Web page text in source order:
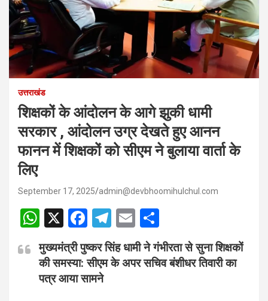
उत्तराखंड
शिक्षकों के आंदोलन के आगे झुकी धामी
सरकार , आंदोलन उग्र देखते हुए आनन
फानन में शिक्षकों को सीएम ने बुलाया वार्ता के
लिए
September 17, 2025 admin@devbhoomihulchul.com
W
at
s
X
F
ce
b
T
el
e
E
m
ail
h
ar
मुख्यमंत्री पुष्कर सिंह धामी ने गंभीरता से सुना शिक्षकों
की समस्या: सीएम के अपर सचिव बंशीधर तिवारी का
पत्र आया सामने